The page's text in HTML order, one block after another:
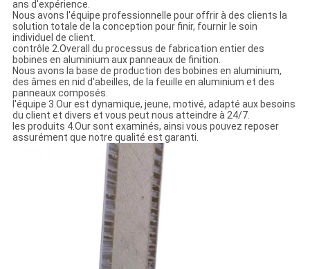
ans d'expérience.
Nous avons l'équipe professionnelle pour offrir à des clients la
solution totale de la conception pour finir, fournir le soin
individuel de client.
contrôle 2.Overall du processus de fabrication entier des
bobines en aluminium aux panneaux de finition.
Nous avons la base de production des bobines en aluminium,
des âmes en nid d'abeilles, de la feuille en aluminium et des
panneaux composés.
l'équipe 3.Our est dynamique, jeune, motivé, adapté aux besoins
du client et divers et vous peut nous atteindre à 24/7.
les produits 4.Our sont examinés, ainsi vous pouvez reposer
assurément que notre qualité est garanti.